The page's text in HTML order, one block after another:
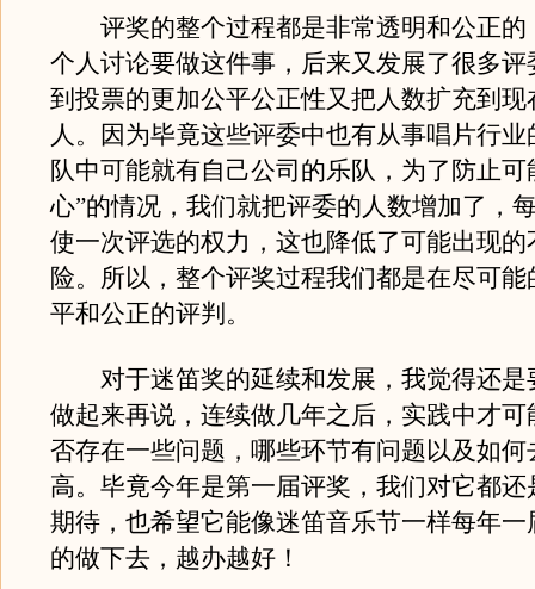
评奖的整个过程都是非常透明和公正的
个人讨论要做这件事，后来又发展了很多评
到投票的更加公平公正性又把人数扩充到现
人。因为毕竟这些评委中也有从事唱片行
队中可能就有自己公司的乐队，为了防止可
心”的情况，我们就把评委的人数增加了，
使一次评选的权力，这也降低了可能出现的
险。所以，整个评奖过程我们都是在尽可
平和公正的评判。
对于迷笛奖的延续和发展，我觉得还是
做起来再说，连续做几年之后，实践中才可
否存在一些问题，哪些环节有问题以及如何
高。毕竟今年是第一届评奖，我们对它都还
期待，也希望它能像迷笛音乐节一样每年一
的做下去，越办越好！